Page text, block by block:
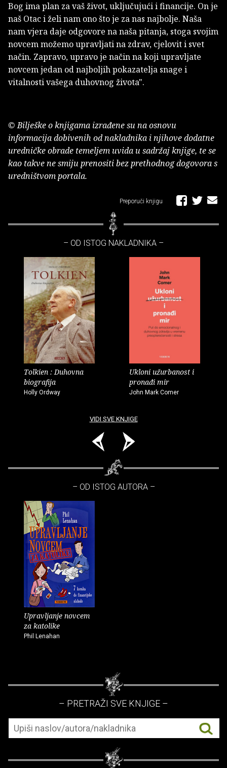
Bog ima plan za vaš život, uključujući i financije. On je
naš Otac i želi nam ono što je za nas najbolje. Naša
nam vjera daje odgovore na naša pitanja, stoga svojim
novcem možemo upravljati na zdrav, cjelovit i svet
način. Zapravo, upravo je način na koji upravljate
novcem jedan od najboljih pokazatelja snage i
vitalnosti vašega duhovnog života".
© Bilješke o knjigama izrađene su na osnovu
informacija dobivenih od nakladnika i njihove dodatne
uredničke obrade temeljem uvida u sadržaj knjige, te se
kao takve ne smiju prenositi bez prethodnog dogovora s
uredništvom portala.
Preporuči knjigu
– OD ISTOG NAKLADNIKA –
Tolkien : Duhovna
biografija
Holly Ordway
Ukloni užurbanost i
pronađi mir
John Mark Comer
VIDI SVE KNJIGE
– OD ISTOG AUTORA –
Upravljanje novcem
za katolike
Phil Lenahan
– PRETRAŽI SVE KNJIGE –